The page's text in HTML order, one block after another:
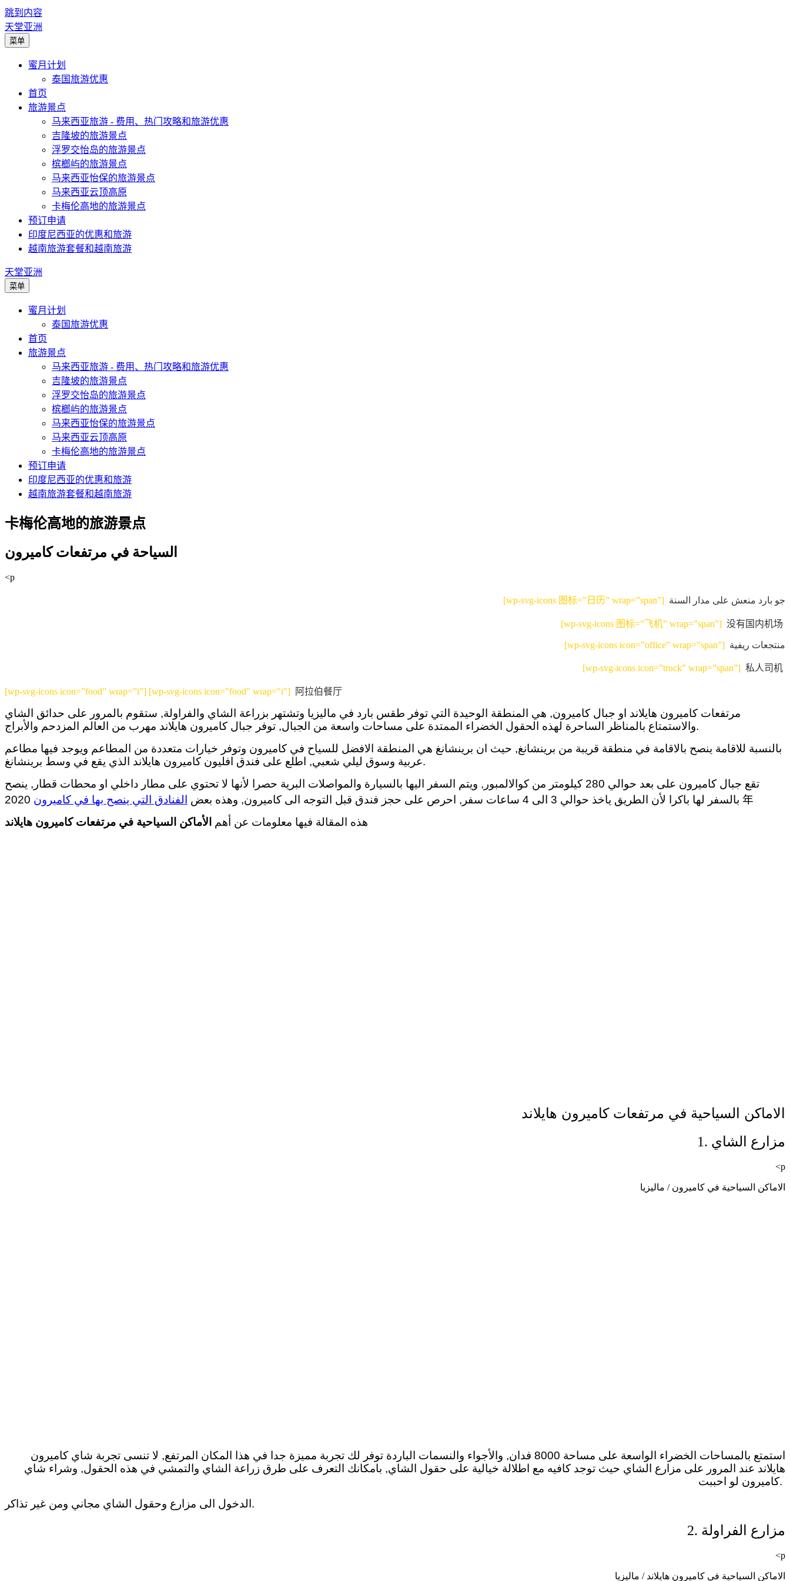
跳到内容
天堂亚洲
菜单
蜜月计划
泰国旅游优惠
首页
旅游景点
马来西亚旅游 - 费用、热门攻略和旅游优惠
吉隆坡的旅游景点
浮罗交怡岛的旅游景点
槟榔屿的旅游景点
马来西亚怡保的旅游景点
马来西亚云顶高原
卡梅伦高地的旅游景点
预订申请
印度尼西亚的优惠和旅游
越南旅游套餐和越南旅游
天堂亚洲
菜单
蜜月计划
泰国旅游优惠
首页
旅游景点
马来西亚旅游 - 费用、热门攻略和旅游优惠
吉隆坡的旅游景点
浮罗交怡岛的旅游景点
槟榔屿的旅游景点
马来西亚怡保的旅游景点
马来西亚云顶高原
卡梅伦高地的旅游景点
预订申请
印度尼西亚的优惠和旅游
越南旅游套餐和越南旅游
卡梅伦高地的旅游景点
السياحة في مرتفعات كاميرون
<p
[wp-svg-icons 图标=”日历” wrap=”span”] جو بارد منعش على مدار السنة
[wp-svg-icons 图标=”飞机” wrap=”span”] 没有国内机场
[wp-svg-icons icon=”office” wrap=”span”] منتجعات ريفية
[wp-svg-icons icon=”truck” wrap=”span”] 私人司机
[wp-svg-icons icon=”food” wrap=”i”] [wp-svg-icons icon="food" wrap="i"] 阿拉伯餐厅
مرتفعات كاميرون هايلاند او جبال كاميرون, هي المنطقة الوحيدة التي توفر طقس بارد في ماليزيا وتشتهر بزراعة الشاي والفراولة, ستقوم بالمرور على حدائق الشاي
والاستمتاع بالمناظر الساحرة لهذه الحقول الخضراء الممتدة على مساحات واسعة من الجبال, توفر جبال كاميرون هايلاند مهرب من العالم المزدحم والأبراج.
بالنسبة للاقامة ينصح بالاقامة في منطقة قريبة من برينشانغ, حيث ان برينشانغ هي المنطقة الافضل للسياح في كاميرون وتوفر خيارات متعددة من المطاعم ويوجد فيها مطاعم
عربية وسوق ليلي شعبي, اطلع على فندق افليون كاميرون هايلاند الذي يقع في وسط برينشانغ.
تقع جبال كاميرون على بعد حوالي 280 كيلومتر من كوالالمبور, ويتم السفر اليها بالسيارة والمواصلات البرية حصرا لأنها لا تحتوي على مطار داخلي او محطات قطار, ينصح
بالسفر لها باكرا لأن الطريق ياخذ حوالي 3 الى 4 ساعات سفر, احرص على حجز فندق قبل التوجه الى كاميرون, وهذه بعض
الفنادق التي ينصح بها في كاميرون
2020 年
هذه المقالة فيها معلومات عن أهم الأماكن السياحية في مرتفعات كاميرون هايلاند
الاماكن السياحية في مرتفعات كاميرون هايلاند
1. مزارع الشاي
<p
الاماكن السياحية في كاميرون / ماليزيا
استمتع بالمساحات الخضراء الواسعة على مساحة 8000 فدان, والأجواء والنسمات الباردة توفر لك تجربة مميزة جدا في هذا المكان المرتفع, لا تنسى تجربة شاي كاميرون
هايلاند عند المرور على مزارع الشاي حيث توجد كافيه مع اطلالة خيالية على حقول الشاي, بامكانك التعرف على طرق زراعة الشاي والتمشي في هذه الحقول, وشراء شاي
كاميرون لو احببت.
الدخول الى مزارع وحقول الشاي مجاني ومن غير تذاكر.
2. مزارع الفراولة
<p
الاماكن السياحية في كاميرون هايلاند / ماليزيا